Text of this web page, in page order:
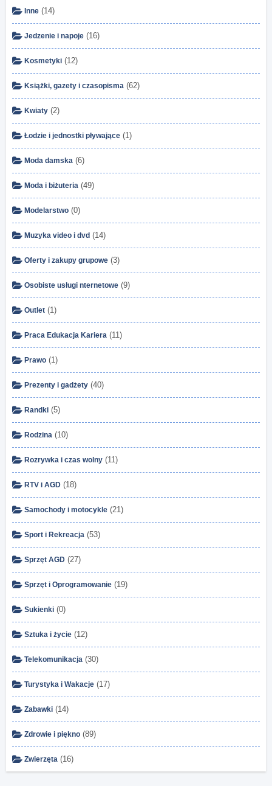
Inne (14)
Jedzenie i napoje (16)
Kosmetyki (12)
Książki, gazety i czasopisma (62)
Kwiaty (2)
Łodzie i jednostki pływające (1)
Moda damska (6)
Moda i biżuteria (49)
Modelarstwo (0)
Muzyka video i dvd (14)
Oferty i zakupy grupowe (3)
Osobiste usługi nternetowe (9)
Outlet (1)
Praca Edukacja Kariera (11)
Prawo (1)
Prezenty i gadżety (40)
Randki (5)
Rodzina (10)
Rozrywka i czas wolny (11)
RTV i AGD (18)
Samochody i motocykle (21)
Sport i Rekreacja (53)
Sprzęt AGD (27)
Sprzęt i Oprogramowanie (19)
Sukienki (0)
Sztuka i życie (12)
Telekomunikacja (30)
Turystyka i Wakacje (17)
Zabawki (14)
Zdrowie i piękno (89)
Zwierzęta (16)